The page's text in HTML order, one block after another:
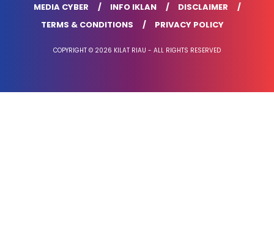
MEDIA CYBER
INFO IKLAN
DISCLAIMER
TERMS & CONDITIONS
PRIVACY POLICY
COPYRIGHT © 2026 KILAT RIAU - ALL RIGHTS RESERVED